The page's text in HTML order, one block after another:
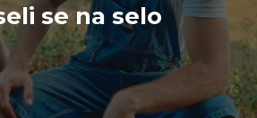
se na selo